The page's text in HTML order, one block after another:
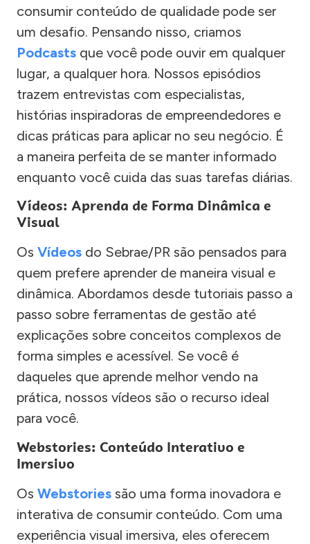
consumir conteúdo de qualidade pode ser
um desafio. Pensando nisso, criamos
Podcasts que você pode ouvir em qualquer
lugar, a qualquer hora. Nossos episódios
trazem entrevistas com especialistas,
histórias inspiradoras de empreendedores e
dicas práticas para aplicar no seu negócio. É
a maneira perfeita de se manter informado
enquanto você cuida das suas tarefas diárias.
Vídeos: Aprenda de Forma Dinâmica e
Visual
Os Vídeos do Sebrae/PR são pensados para
quem prefere aprender de maneira visual e
dinâmica. Abordamos desde tutoriais passo a
passo sobre ferramentas de gestão até
explicações sobre conceitos complexos de
forma simples e acessível. Se você é
daqueles que aprende melhor vendo na
prática, nossos vídeos são o recurso ideal
para você.
Webstories: Conteúdo Interativo e
Imersivo
Os Webstories são uma forma inovadora e
interativa de consumir conteúdo. Com uma
experiência visual imersiva, eles oferecem